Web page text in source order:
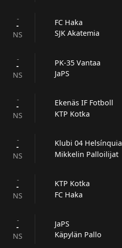
-
-
NS
FC Haka
SJK Akatemia
-
-
NS
PK-35 Vantaa
JaPS
-
-
NS
Ekenäs IF Fotboll
KTP Kotka
-
-
NS
Klubi 04 Helsínquia
Mikkelin Palloilijat
-
-
NS
KTP Kotka
FC Haka
-
-
NS
JaPS
Käpylän Pallo